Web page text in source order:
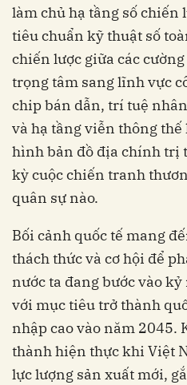
làm chủ hạ tầng số chiến
tiêu chuẩn kỹ thuật số
chiến lược giữa các
trọng tâm sang lĩnh vực
chip bán dẫn, trí tuệ
và hạ tầng viễn thông
hình bản đồ địa chính trị
kỳ cuộc chiến tranh
quân sự nào.
Bối cảnh quốc tế mang
thách thức và cơ hội để
nước ta đang bước vào
với mục tiêu trở thành
nhập cao vào năm 2045.
thành hiện thực khi Việt
lực lượng sản xuất mới,